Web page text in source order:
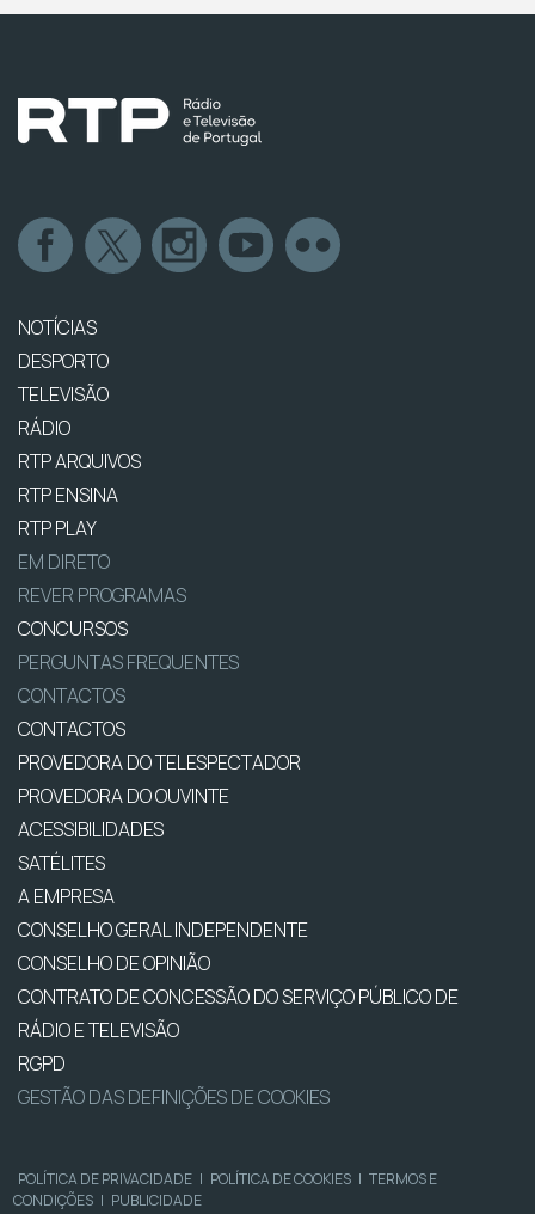
NOTÍCIAS
DESPORTO
TELEVISÃO
RÁDIO
RTP ARQUIVOS
RTP ENSINA
RTP PLAY
EM DIRETO
REVER PROGRAMAS
CONCURSOS
PERGUNTAS FREQUENTES
CONTACTOS
CONTACTOS
PROVEDORA DO TELESPECTADOR
PROVEDORA DO OUVINTE
ACESSIBILIDADES
SATÉLITES
A EMPRESA
CONSELHO GERAL INDEPENDENTE
CONSELHO DE OPINIÃO
CONTRATO DE CONCESSÃO DO SERVIÇO PÚBLICO DE
RÁDIO E TELEVISÃO
RGPD
GESTÃO DAS DEFINIÇÕES DE COOKIES
POLÍTICA DE PRIVACIDADE | POLÍTICA DE COOKIES | TERMOS E
CONDIÇÕES | PUBLICIDADE